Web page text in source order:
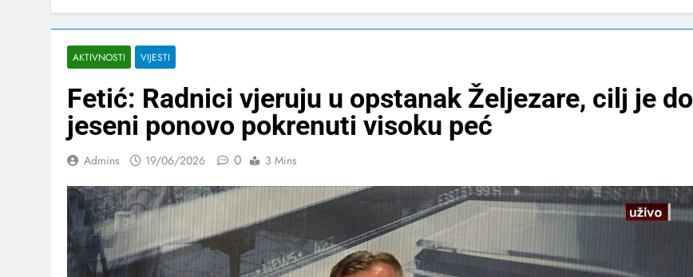
AKTIVNOSTI VIJESTI
Fetić: Radnici vjeruju u opstanak Željezare, cilj je do
jeseni ponovo pokrenuti visoku peć
Admins 19/06/2026 0 3 Mins